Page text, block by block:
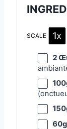
SCALE 1x
2
60g